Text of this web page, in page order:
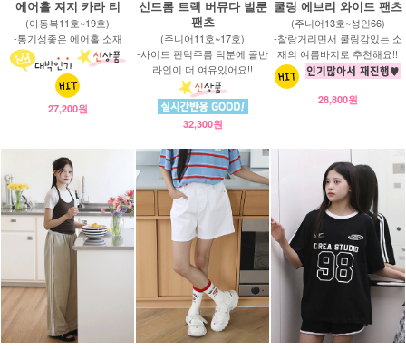
에어홀 져지 카라 티
(아동복11호~19호)
-통기성좋은 에어홀 소재
27,200원
신드롬 트랙 버뮤다 벌룬
팬츠
(주니어11호~17호)
-사이드 핀턱주름 덕분에 골반
라인이 더 여유있어요!!
32,300원
쿨링 에브리 와이드 팬츠
(주니어13호~성인66)
-찰랑거리면서 쿨링감있는 소
재의 여름바지로 추천해요!!
28,800원